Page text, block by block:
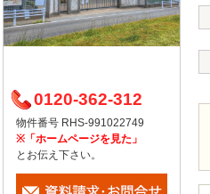
0120-362-312
物件番号 RHS-991022749
※「ホームページを見た」
とお伝え下さい。